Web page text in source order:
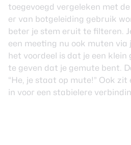
toegevoegd vergeleken met
er van botgeleiding gebruik
beter je stem eruit te filteren.
een meeting nu ook muten via
het voordeel is dat je een klein
te geven dat je gemute bent.
“He, je staat op mute!” Ook
in voor een stabielere